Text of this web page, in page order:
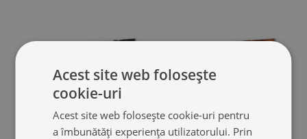
Acest site web folosește
cookie-uri
Acest site web folosește cookie-uri pentru
a îmbunătăți experiența utilizatorului. Prin